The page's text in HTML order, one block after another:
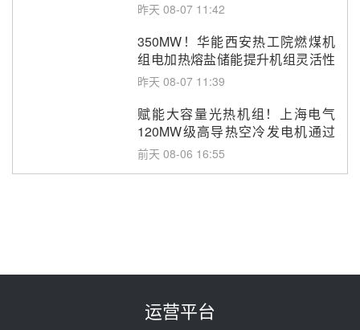
昨天 08-07 11:42
350MW！华能西安热工院燃煤机
组电加热熔盐储能提升机组灵活性
改造项目初步设计第三方评审服务
昨天 08-07 11:39
赋能大容量光热机组！上海电气
120MW级高导热空冷发电机通过
型式试验
前天 08-06 16:55
100MW光工程性能试验采购
运营平台